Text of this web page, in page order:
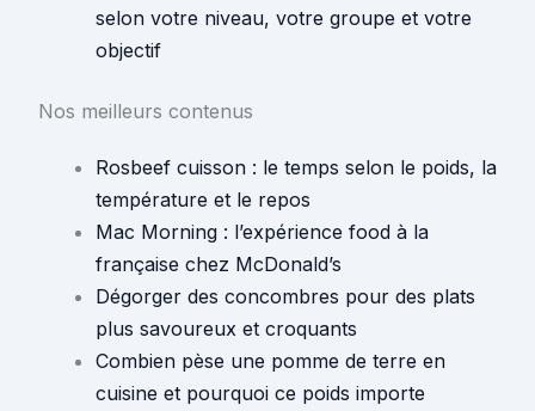
selon votre niveau, votre groupe et votre
objectif
Nos meilleurs contenus
Rosbeef cuisson : le temps selon le poids, la
température et le repos
Mac Morning : l’expérience food à la
française chez McDonald’s
Dégorger des concombres pour des plats
plus savoureux et croquants
Combien pèse une pomme de terre en
cuisine et pourquoi ce poids importe